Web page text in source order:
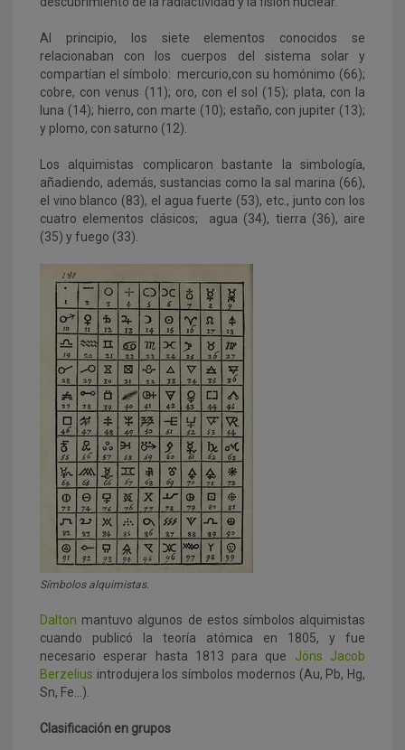
Al principio, los siete elementos conocidos se
relacionaban con los cuerpos del sistema solar y
compartían el símbolo: mercurio,con su homónimo (66);
cobre, con venus (11); oro, con el sol (15); plata, con la
luna (14); hierro, con marte (10); estaño, con jupiter (13);
y plomo, con saturno (12).
Los alquimistas complicaron bastante la simbología,
añadiendo, además, sustancias como la sal marina (66),
el vino blanco (83), el agua fuerte (53), etc., junto con los
cuatro elementos clásicos; agua (34), tierra (36), aire
(35) y fuego (33).
Símbolos alquimistas.
Dalton mantuvo algunos de estos símbolos alquimistas
cuando publicó la teoría atómica en 1805, y fue
necesario esperar hasta 1813 para que Jöns Jacob
Berzelius introdujera los símbolos modernos (Au, Pb, Hg,
Sn, Fe…).
Clasificación en grupos